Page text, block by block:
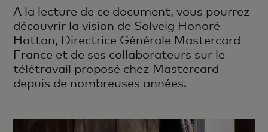
A la lecture de ce document, vous pourrez
découvrir la vision de Solveig Honoré
Hatton, Directrice Générale Mastercard
France et de ses collaborateurs sur le
télétravail proposé chez Mastercard
depuis de nombreuses années.